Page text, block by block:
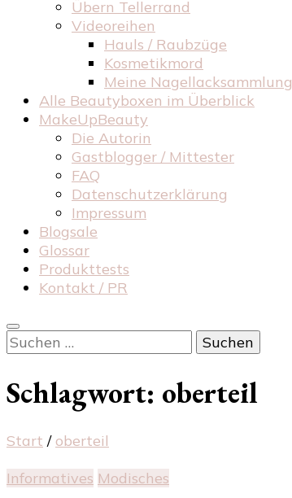
Übern Tellerrand
Videoreihen
Hauls / Raubzüge
Kosmetikmord
Meine Nagellacksammlung
Alle Beautyboxen im Überblick
MakeUpBeauty
Die Autorin
Gastblogger / Mittester
FAQ
Datenschutzerklärung
Impressum
Blogsale
Glossar
Produkttests
Kontakt / PR
Suchen
nach:
Schlagwort: oberteil
Start / oberteil
Informatives Modisches